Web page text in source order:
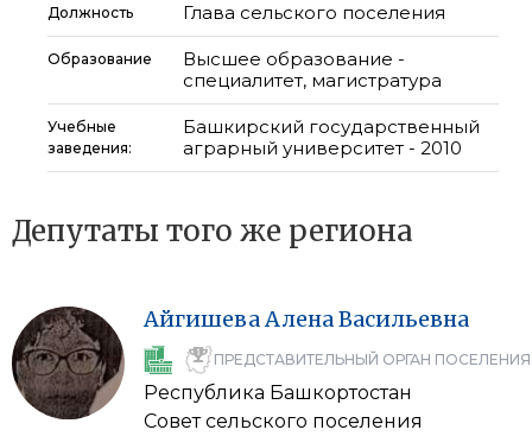
Должность Глава сельского поселения
Образование
Высшее образование -
специалитет, магистратура
Учебные
заведения:
Башкирский государственный
аграрный университет - 2010
Депутаты того же региона
АйгишеваАленаВасильевна
ПРЕДСТАВИТЕЛЬНЫЙ ОРГАН ПОСЕЛЕНИЯ
Республика Башкортостан
Совет сельского поселения